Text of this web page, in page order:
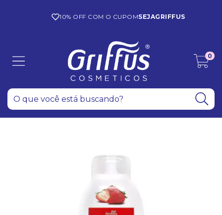
10% OFF COM O CUPOMSEJAGRIFFUS
0